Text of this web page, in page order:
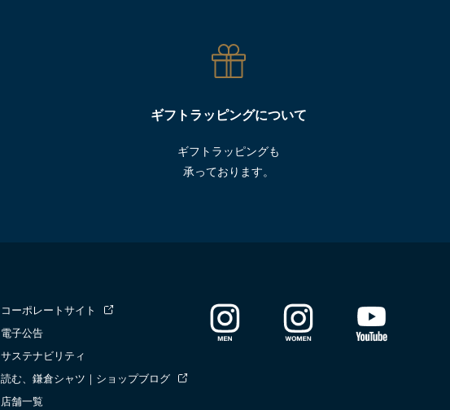
ギフトラッピングについて
ギフトラッピングも
承っております。
コーポレートサイト
電子公告
サステナビリティ
読む、鎌倉シャツ｜ショップブログ
店舗一覧